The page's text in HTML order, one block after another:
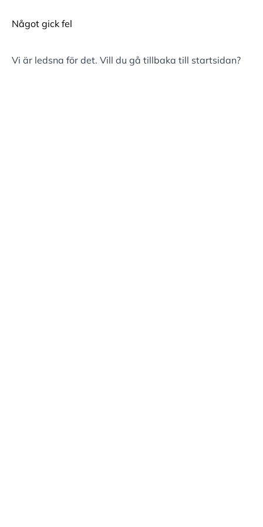
Något gick fel
Vi är ledsna för det. Vill du gå tillbaka till startsidan?